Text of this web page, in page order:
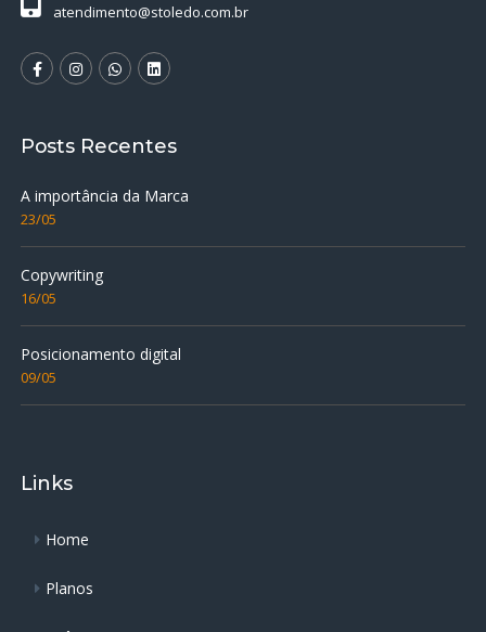
atendimento@stoledo.com.br
Posts Recentes
A importância da Marca
23/05
Copywriting
16/05
Posicionamento digital
09/05
Links
Home
Planos